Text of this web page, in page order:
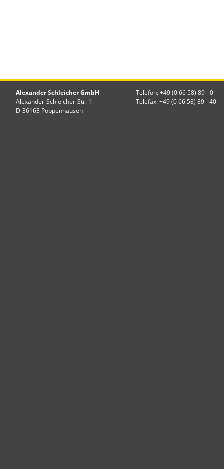
Alexander Schleicher GmbH
Alexander-Schleicher-Str. 1
D-36163 Poppenhausen
Telefon: +49 (0 66 58) 89 - 0
Telefax: +49 (0 66 58) 89 - 40